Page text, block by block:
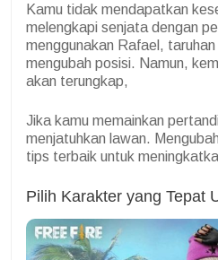
Kamu tidak mendapatkan
melengkapi senjata dengan
menggunakan Rafael,
mengubah posisi. Namun,
akan terungkap,
Jika kamu memainkan
menjatuhkan lawan.
tips terbaik untuk
Pilih Karakter yang Tepat